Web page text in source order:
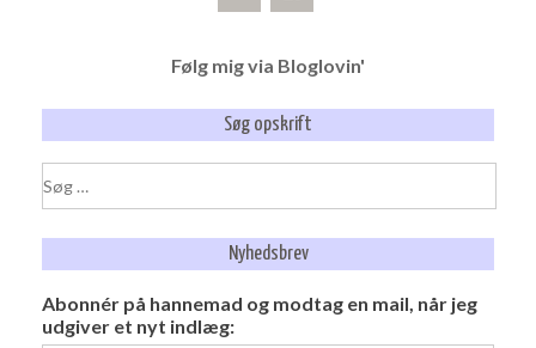
Følg mig via Bloglovin'
Søg opskrift
Søg
efter:
Nyhedsbrev
Abonnér på hannemad og modtag en mail, når jeg
udgiver et nyt indlæg: